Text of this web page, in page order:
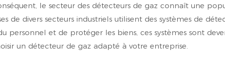
le secteur des détecteurs de gaz connaît une
de divers secteurs industriels utilisent des systèmes de
personnel et de protéger les biens, ces systèmes sont
un détecteur de gaz adapté à votre entreprise.